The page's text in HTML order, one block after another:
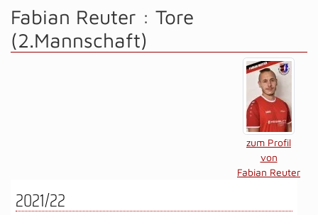
Fabian Reuter : Tore
(2.Mannschaft)
zum Profil
von
Fabian Reuter
2021/22